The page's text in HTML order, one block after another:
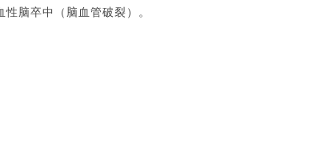
脑卒中（脑血管破裂）。